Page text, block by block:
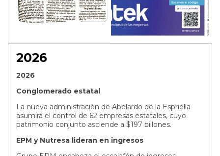
2026
2026
Conglomerado estatal
La nueva administración de Abelardo de la Espriella
asumirá el control de 62 empresas estatales, cuyo
patrimonio conjunto asciende a $197 billones.
EPM y Nutresa lideran en ingresos